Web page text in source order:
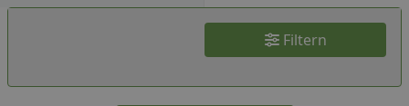
Filtern